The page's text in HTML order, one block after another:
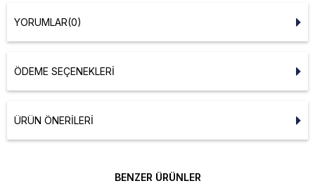
YORUMLAR(0)
ÖDEME SEÇENEKLERI
ÜRÜN ÖNERILERI
BENZER ÜRÜNLER